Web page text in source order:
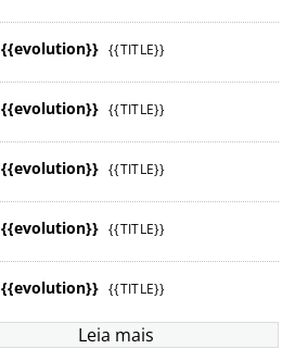
{{evolution}} {{TITLE}}
{{evolution}} {{TITLE}}
{{evolution}} {{TITLE}}
{{evolution}} {{TITLE}}
{{evolution}} {{TITLE}}
Leia mais